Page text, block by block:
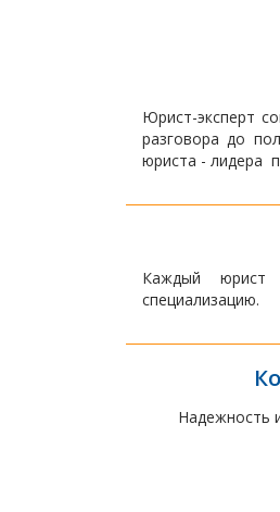
Юрист-эксперт
разговора до
юриста - лидера
Каждый юрист
специализацию.
Надежность